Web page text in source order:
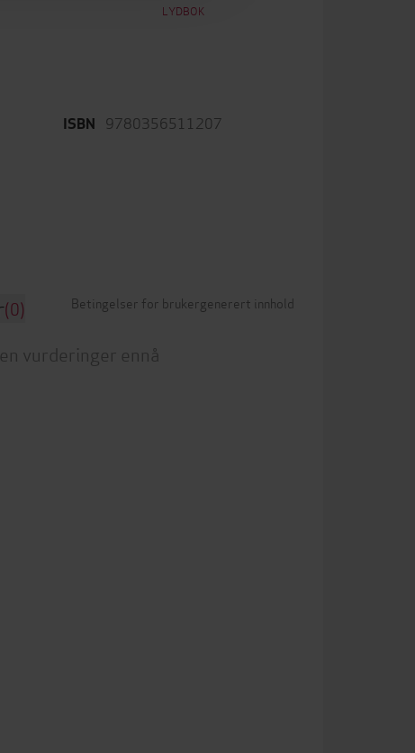
LYDBOK
ISBN 9780356511207
(0) Betingelser for brukergenerert innhold
vurderinger ennå